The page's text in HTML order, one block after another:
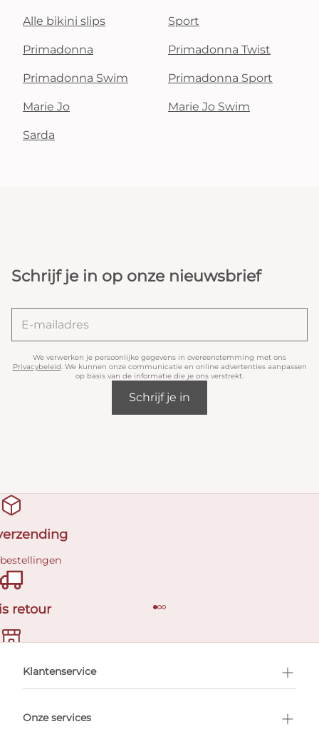
Alle bikini slips Sport
Primadonna Primadonna Twist
Primadonna Swim Primadonna Sport
Marie Jo Marie Jo Swim
Sarda
Schrijf je in op onze nieuwsbrief
We verwerken je persoonlijke gegevens in overeenstemming met ons
Privacybeleid. We kunnen onze communicatie en online advertenties aanpassen
op basis van de informatie die je ons verstrekt.
Schrijf je in
retour
afspraak
Klantenservice
Onze services